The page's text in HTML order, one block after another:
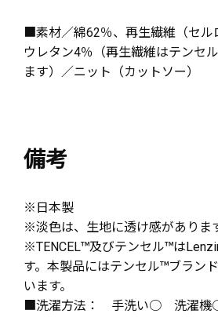
■素材／綿62％、再生繊維（セル
ウレタン4％（再生繊維はテンセ
ます）／ニット（カットソー）
備考
※日本製
※淡色は、生地に透け感がありま
※TENCEL™及びテンセル™は
す。本製品にはテンセル™ブラン
います。
■洗濯方法： 手洗い○ 洗濯